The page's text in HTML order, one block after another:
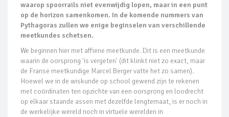
waarop spoorrails niet evenwijdig lopen, maar in een punt
op de horizon samenkomen. In de komende nummers van
Pythagoras zullen we enige beginselen van verschillende
meetkundes schetsen.
We beginnen hier met affiene meetkunde. Dit is een meetkunde
waarin de oorsprong 'is vergeten' (dit klinkt niet zo exact, maar
de Franse meetkundige Marcel Berger vatte het zo samen).
Hoewel we in de wiskunde op school gewend zijn te rekenen
met coördinaten ten opzichte van een oorsprong en loodrecht
op elkaar staande assen met dezelfde lengtemaat, is er noch in
de werkelijke wereld noch in virtuele werelden in